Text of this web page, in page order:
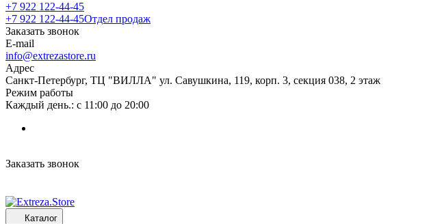
+7 922 122-44-45
+7 922 122-44-45Отдел продаж
Заказать звонок
E-mail
info@extrezastore.ru
Адрес
Санкт-Петербург, ТЦ "ВИЛЛА" ул. Савушкина, 119, корп. 3, секция 038, 2 этаж
Режим работы
Каждый день.: с 11:00 до 20:00
Заказать звонок
Каталог